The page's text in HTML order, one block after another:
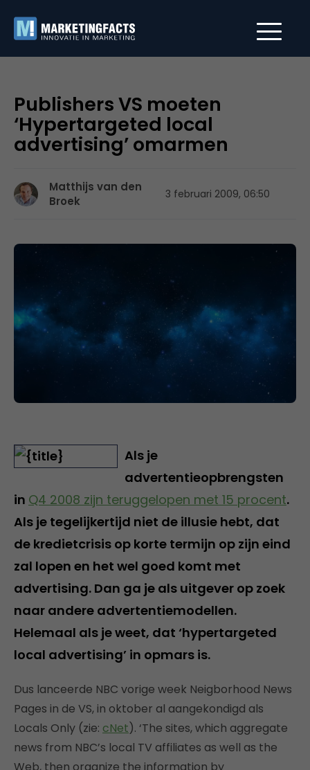
Publishers VS moeten
‘Hypertargeted local
advertising’ omarmen
Matthijs van den
Broek
3 februari 2009, 06:50
Als je
advertentieopbrengsten
in Q4 2008 zijn teruggelopen met 15 procent.
Als je tegelijkertijd niet de illusie hebt, dat
de kredietcrisis op korte termijn op zijn eind
zal lopen en het wel goed komt met
advertising. Dan ga je als uitgever op zoek
naar andere advertentiemodellen.
Helemaal als je weet, dat ‘hypertargeted
local advertising’ in opmars is.
Dus lanceerde NBC vorige week Neigborhood News
Pages in de VS, in oktober al aangekondigd als
Locals Only (zie: cNet). ‘The sites, which aggregate
news from NBC’s local TV affiliates as well as the
Web, then organize the information by